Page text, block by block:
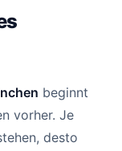
beginnt
vorher. Je
desto